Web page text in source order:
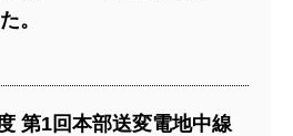
。
第1回本部送変電地中線